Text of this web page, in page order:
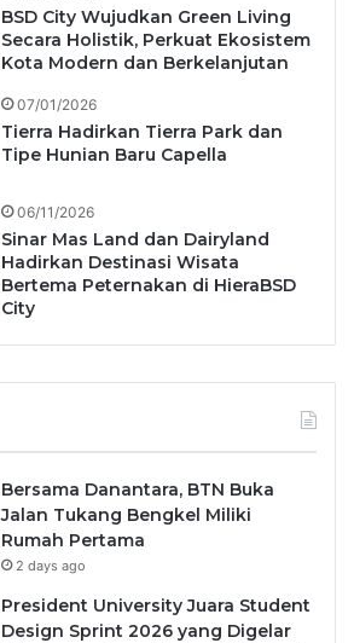
BSD City Wujudkan Green Living
Secara Holistik, Perkuat Ekosistem
Kota Modern dan Berkelanjutan
07/01/2026
Tierra Hadirkan Tierra Park dan
Tipe Hunian Baru Capella
06/11/2026
Sinar Mas Land dan Dairyland
Hadirkan Destinasi Wisata
Bertema Peternakan di HieraBSD
City
Bersama Danantara, BTN Buka
Jalan Tukang Bengkel Miliki
Rumah Pertama
2 days ago
President University Juara Student
Design Sprint 2026 yang Digelar